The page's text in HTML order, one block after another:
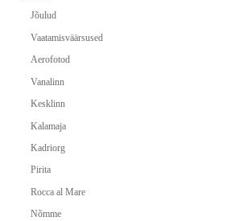
Jõulud
Vaatamisväärsused
Aerofotod
Vanalinn
Kesklinn
Kalamaja
Kadriorg
Pirita
Rocca al Mare
Nõmme